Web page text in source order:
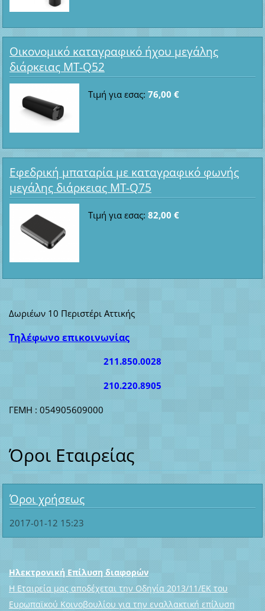
Οικονομικό καταγραφικό ήχου μεγάλης
διάρκειας MT-Q52
Τιμή για εσας: 76,00 €
Εφεδρική μπαταρία με καταγραφικό φωνής
μεγάλης διάρκειας MT-Q75
Τιμή για εσας: 82,00 €
Δωριέων 10 Περιστέρι Αττικής
Τηλέφωνο επικοινωνίας
211.850.0028
210.220.8905
ΓΕΜΗ : 054905609000
Όροι Εταιρείας
Όροι χρήσεως
2017-01-12 15:23
Ηλεκτρονική Επίλυση διαφορών
Η Εταιρεία μας αποδέχεται την Οδηγία 2013/11/ΕΚ του
Ευρωπαϊκού Κοινοβουλίου για την εναλλακτική επίλυση